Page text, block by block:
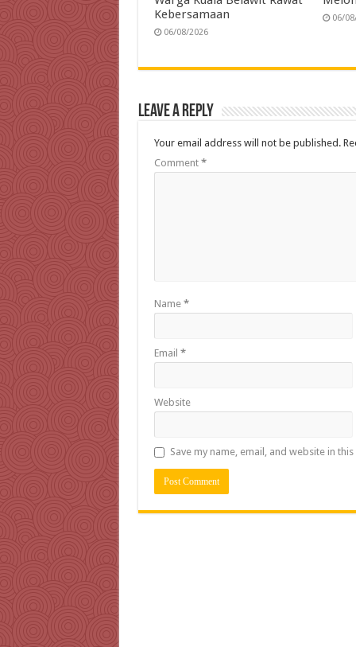
Kebersamaan
06/08/2026
06/
Leave a Reply
Your email address will not be published.
Comment *
Name *
Email *
Website
Save my name, email, and website in